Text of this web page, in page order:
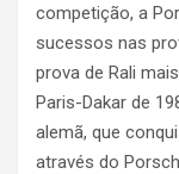
competição, a
sucessos nas
prova de Rali
Paris-Dakar de
alemã, que
através do